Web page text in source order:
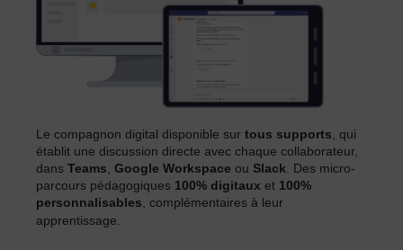
Le compagnon digital disponible sur tous supports , qui
établit une discussion directe avec chaque collaborateur,
dans Teams Google Workspace ou Slack . Des micro-
parcours pédagogiques 100% digitaux et 100%
personnalisables , complémentaires à leur
apprentissage.